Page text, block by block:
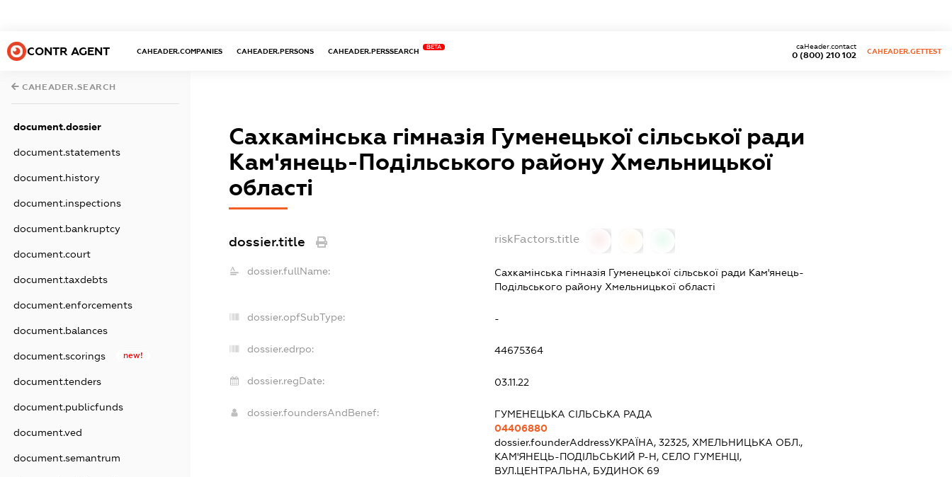
CONTR AGENT CAHEADER.COMPANIES CAHEADER.PERSONS CAHEADER.PERSSEARCH
BETA
0 (800) 210 102
caHeader.contact
CAHEADER.GETTEST
CAHEADER.SEARCH
document.dossier
document.statements
document.history
document.inspections
document.bankruptcy
document.court
document.taxdebts
document.enforcements
document.balances
document.scorings new!
document.tenders
document.publicfunds
document.ved
document.semantrum
Сахкамінська гімназія Гуменецької сільської ради
Кам'янець-Подільського району Хмельницької
області
dossier.title riskFactors.title
dossier.fullName:
Сахкамінська гімназія Гуменецької сільської ради Кам'янець-
Подільського району Хмельницької області
dossier.opfSubType: -
dossier.edrpo: 44675364
dossier.regDate: 03.11.22
dossier.foundersAndBenef:
ГУМЕНЕЦЬКА СІЛЬСЬКА РАДА
04406880
dossier.founderAddressУКРАЇНА, 32325, ХМЕЛЬНИЦЬКА ОБЛ.,
КАМ'ЯНЕЦЬ-ПОДІЛЬСЬКИЙ Р-Н, СЕЛО ГУМЕНЦІ,
ВУЛ.ЦЕНТРАЛЬНА, БУДИНОК 69